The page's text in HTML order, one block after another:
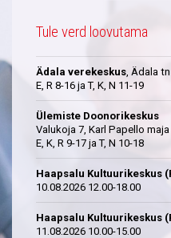
Eesti
Verekeskus
Tule verd loovutama
Ädala verekeskus , Ädala
E, R 8-16 ja T, K, N 11-19
Ülemiste Doonorikeskus
Valukoja 7, Karl Papello maja
E, K, R 9-17 ja T, N 10-18
Haapsalu Kultuurikeskus
10.08.2026 12.00-18.00
Haapsalu Kultuurikeskus
11.08.2026 10.00-15.00